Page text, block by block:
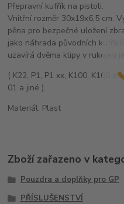
Přepravní kufřík na pistoli.
Vnitřní rozměr 30x19x6,5 cm.
pěna pro bezpečné uložení
jako náhrada původních
uzavírá dvěma klipy v rukojeti
( K22, P1, P1 xx, K100, K100
01 a jiné )
Materiál: Plast
Zboží zařazeno v
Pouzdra a doplňky pro GP
PŘÍSLUŠENSTVÍ